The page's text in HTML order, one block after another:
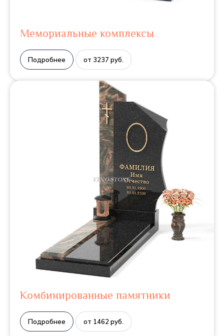
Мемориальные комплексы
Подробнее от 3237 руб.
Комбинированные памятники
Подробнее от 1462 руб.